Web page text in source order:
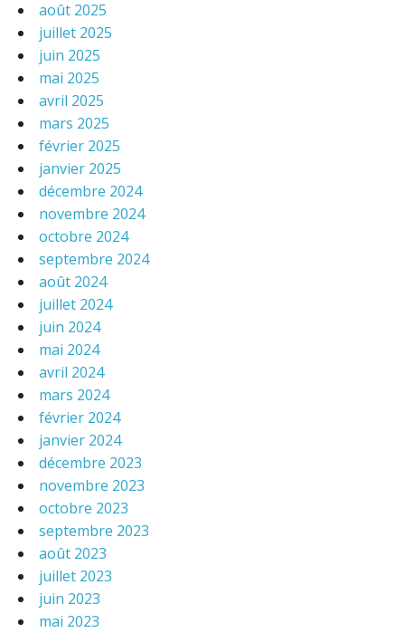
août 2025
juillet 2025
juin 2025
mai 2025
avril 2025
mars 2025
février 2025
janvier 2025
décembre 2024
novembre 2024
octobre 2024
septembre 2024
août 2024
juillet 2024
juin 2024
mai 2024
avril 2024
mars 2024
février 2024
janvier 2024
décembre 2023
novembre 2023
octobre 2023
septembre 2023
août 2023
juillet 2023
juin 2023
mai 2023